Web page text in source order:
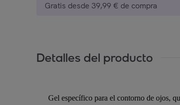
Gratis desde 39,99 € de compra
Detalles del producto
Gel específico para el contorno de ojos,